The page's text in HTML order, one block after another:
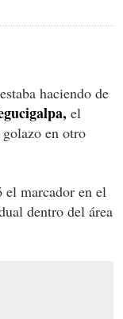
estaba haciendo de
el
golazo en otro
marcador en el
dentro del área